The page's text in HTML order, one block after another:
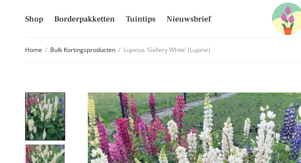
Shop Borderpakketten Tuintips Nieuwsbrief
Home / Bulk Kortingsproducten / Lupinus ‘Gallery White’ (Lupine)
Mis niet langer de laatste trends,
hoogte van alle aanbiedingen in onze
E-mailadres